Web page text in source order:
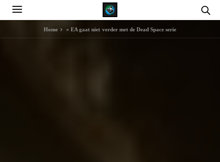
Home »EA gaat niet verder met de Dead Space serie